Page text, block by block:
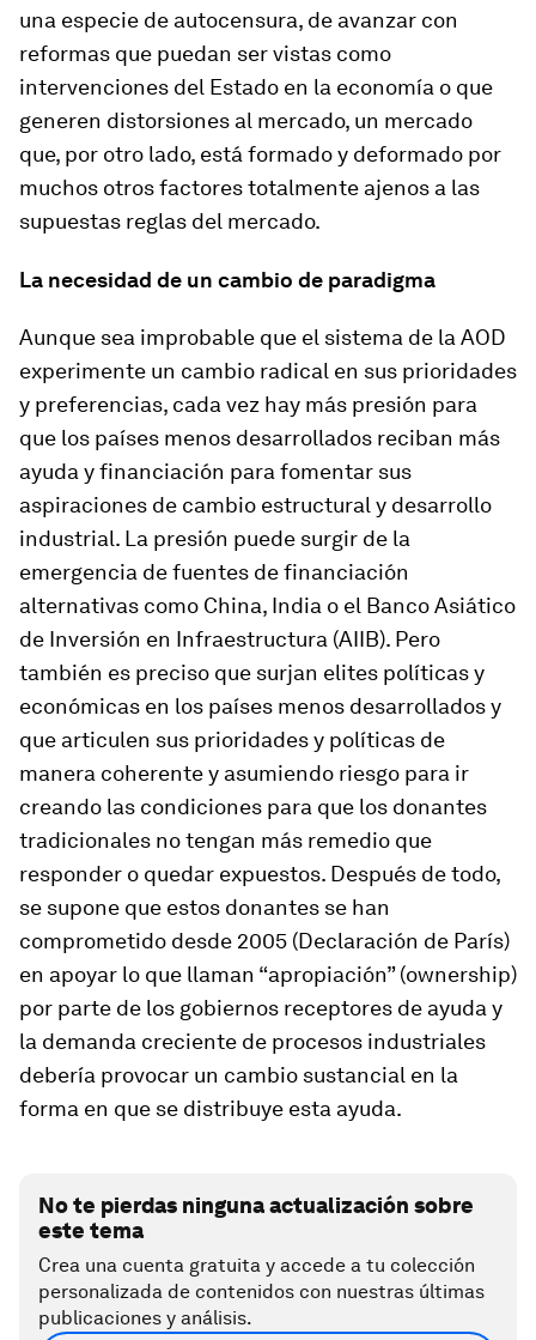
una especie de autocensura, de avanzar con
reformas que puedan ser vistas como
intervenciones del Estado en la economía o que
generen distorsiones al mercado, un mercado
que, por otro lado, está formado y deformado por
muchos otros factores totalmente ajenos a las
supuestas reglas del mercado.
La necesidad de un cambio de paradigma
Aunque sea improbable que el sistema de la AOD
experimente un cambio radical en sus prioridades
y preferencias, cada vez hay más presión para
que los países menos desarrollados reciban más
ayuda y financiación para fomentar sus
aspiraciones de cambio estructural y desarrollo
industrial. La presión puede surgir de la
emergencia de fuentes de financiación
alternativas como China, India o el Banco Asiático
de Inversión en Infraestructura (AIIB). Pero
también es preciso que surjan elites políticas y
económicas en los países menos desarrollados y
que articulen sus prioridades y políticas de
manera coherente y asumiendo riesgo para ir
creando las condiciones para que los donantes
tradicionales no tengan más remedio que
responder o quedar expuestos. Después de todo,
se supone que estos donantes se han
comprometido desde 2005 (Declaración de París)
en apoyar lo que llaman “apropiación” (ownership)
por parte de los gobiernos receptores de ayuda y
la demanda creciente de procesos industriales
debería provocar un cambio sustancial en la
forma en que se distribuye esta ayuda.
No te pierdas ninguna actualización sobre
este tema
Crea una cuenta gratuita y accede a tu colección
personalizada de contenidos con nuestras últimas
publicaciones y análisis.